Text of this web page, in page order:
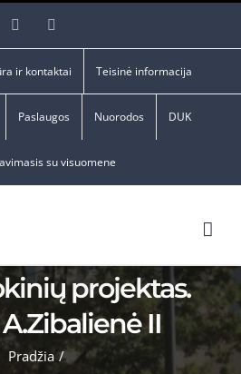
Facebook
ir kontaktai Teisinė informacija
Paslaugos Nuorodos DUK
su visuomene
projektas.
II
Pradžia /